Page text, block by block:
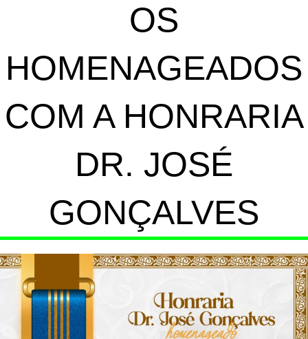
OS
HOMENAGEADOS
COM A HONRARIA
DR. JOSÉ
GONÇALVES